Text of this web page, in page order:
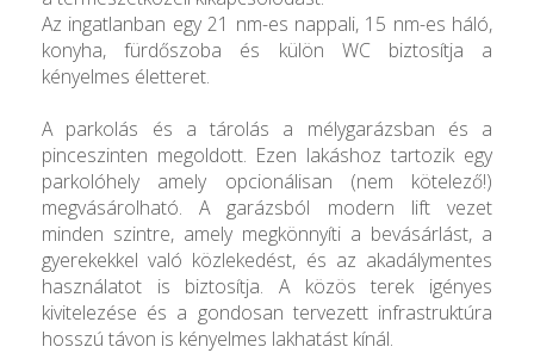
Az ingatlanban egy 21 nm-es nappali, 15 nm-es háló,
konyha, fürdőszoba és külön WC biztosítja a
kényelmes életteret.
A parkolás és a tárolás a mélygarázsban és a
pinceszinten megoldott. Ezen lakáshoz tartozik egy
parkolóhely amely opcionálisan (nem kötelező!)
megvásárolható. A garázsból modern lift vezet
minden szintre, amely megkönnyíti a bevásárlást, a
gyerekekkel való közlekedést, és az akadálymentes
használatot is biztosítja. A közös terek igényes
kivitelezése és a gondosan tervezett infrastruktúra
hosszú távon is kényelmes lakhatást kínál.